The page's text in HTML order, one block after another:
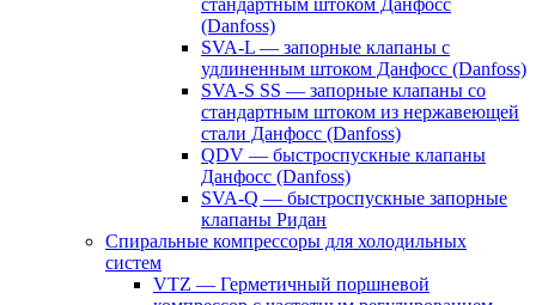
стандартным штоком Данфосс
(Danfoss)
SVA-L — запорные клапаны с
удлиненным штоком Данфосс (Danfoss)
SVA-S SS — запорные клапаны со
стандартным штоком из нержавеющей
стали Данфосс (Danfoss)
QDV — быстроспускные клапаны
Данфосс (Danfoss)
SVA-Q — быстроспускные запорные
клапаны Ридан
Спиральные компрессоры для холодильных
систем
VTZ — Герметичный поршневой